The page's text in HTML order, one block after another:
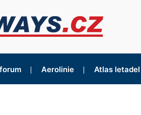
Aerolinie Atlas letadel